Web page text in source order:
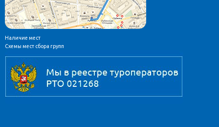
Наличие мест
Схемы мест сбора групп